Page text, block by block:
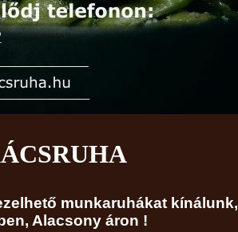
hető munkaruhákat kínálunk,
Alacsony áron !